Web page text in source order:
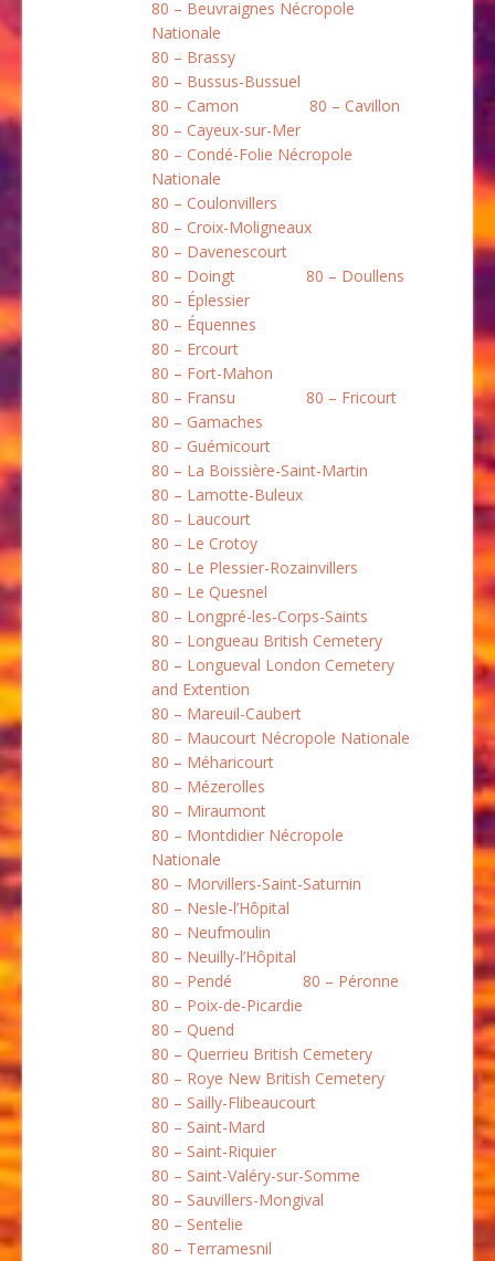
80 – Beuvraignes Nécropole
Nationale
80 – Brassy
80 – Bussus-Bussuel
80 – Camon
80 – Cavillon
80 – Cayeux-sur-Mer
80 – Condé-Folie Nécropole
Nationale
80 – Coulonvillers
80 – Croix-Moligneaux
80 – Davenescourt
80 – Doingt
80 – Doullens
80 – Éplessier
80 – Équennes
80 – Ercourt
80 – Fort-Mahon
80 – Fransu
80 – Fricourt
80 – Gamaches
80 – Guémicourt
80 – La Boissière-Saint-Martin
80 – Lamotte-Buleux
80 – Laucourt
80 – Le Crotoy
80 – Le Plessier-Rozainvillers
80 – Le Quesnel
80 – Longpré-les-Corps-Saints
80 – Longueau British Cemetery
80 – Longueval London Cemetery
and Extention
80 – Mareuil-Caubert
80 – Maucourt Nécropole Nationale
80 – Méharicourt
80 – Mézerolles
80 – Miraumont
80 – Montdidier Nécropole
Nationale
80 – Morvillers-Saint-Saturnin
80 – Nesle-l’Hôpital
80 – Neufmoulin
80 – Neuilly-l’Hôpital
80 – Pendé
80 – Péronne
80 – Poix-de-Picardie
80 – Quend
80 – Querrieu British Cemetery
80 – Roye New British Cemetery
80 – Sailly-Flibeaucourt
80 – Saint-Mard
80 – Saint-Riquier
80 – Saint-Valéry-sur-Somme
80 – Sauvillers-Mongival
80 – Sentelie
80 – Terramesnil